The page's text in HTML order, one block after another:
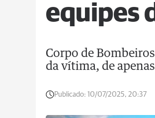
equipes
Corpo de
da vítima, de
Publicado: 10/07/2025, 20:37